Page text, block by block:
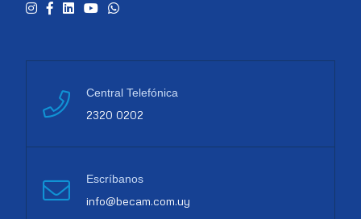
Central Telefónica
2320 0202
Escríbanos
info@becam.com.uy